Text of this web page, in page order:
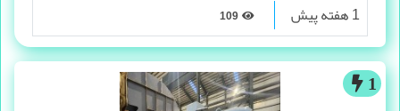
1 هفته پیش
1